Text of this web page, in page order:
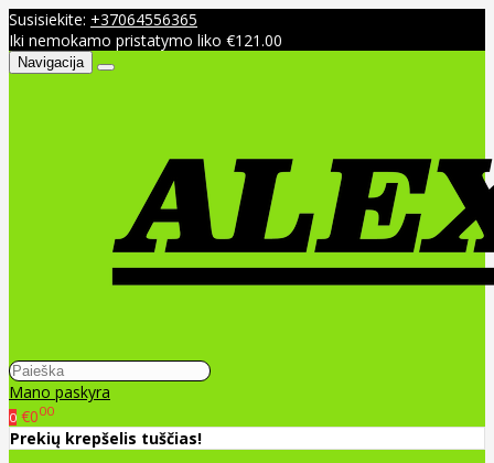
Susisiekite: +37064556365
Iki nemokamo pristatymo liko €121.00
Navigacija
Mano paskyra
0 €000
Prekių krepšelis tuščias!